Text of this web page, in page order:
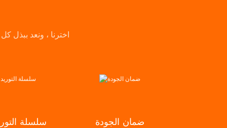
اخترنا ، ونعد
سلسلة
ضمان الجودة